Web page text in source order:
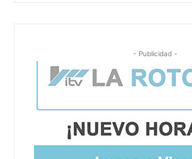
- Publicidad -